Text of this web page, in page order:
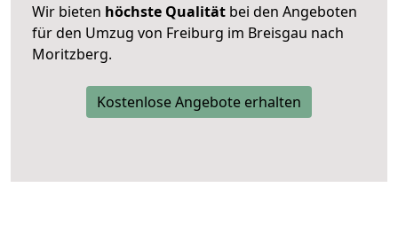
Wir bieten höchste Qualität bei den Angeboten
für den Umzug von Freiburg im Breisgau nach
Moritzberg.
Kostenlose Angebote erhalten